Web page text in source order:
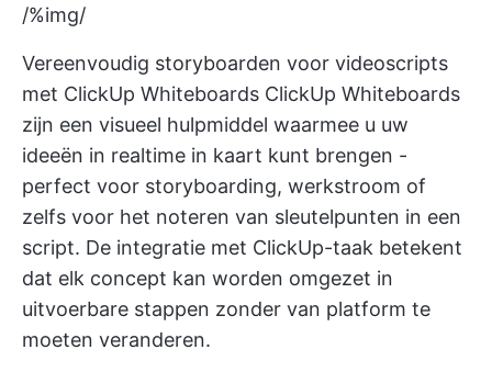
/%img/
Vereenvoudig storyboarden voor videoscripts
met ClickUp Whiteboards ClickUp Whiteboards
zijn een visueel hulpmiddel waarmee u uw
ideeën in realtime in kaart kunt brengen -
perfect voor storyboarding, werkstroom of
zelfs voor het noteren van sleutelpunten in een
script. De integratie met ClickUp-taak betekent
dat elk concept kan worden omgezet in
uitvoerbare stappen zonder van platform te
moeten veranderen.